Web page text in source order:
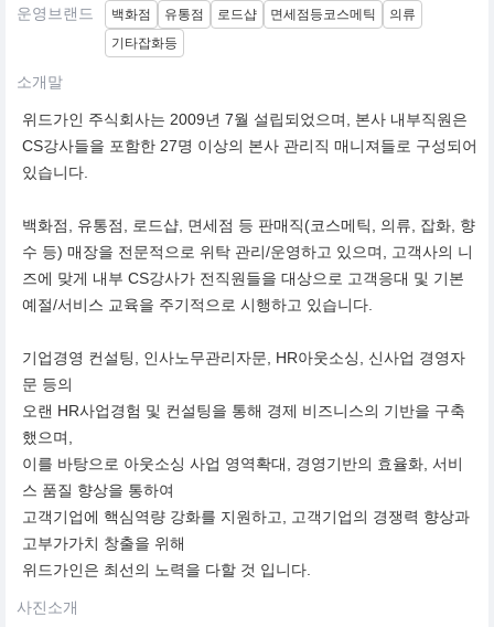
운영브랜드 백화점 유통점 로드샵 면세점등코스메틱
의류
기타잡화등
소개말
위드가인 주식회사는 2009년 7월 설립되었으며, 본사 내부직원은
CS강사들을 포함한 27명 이상의 본사 관리직 매니져들로 구성되어
있습니다.
백화점, 유통점, 로드샵, 면세점 등 판매직(코스메틱, 의류, 잡화, 향
수 등) 매장을 전문적으로 위탁 관리/운영하고 있으며, 고객사의 니
즈에 맞게 내부 CS강사가 전직원들을 대상으로 고객응대 및 기본
예절/서비스 교육을 주기적으로 시행하고 있습니다.
기업경영 컨설팅, 인사노무관리자문, HR아웃소싱, 신사업 경영자
문 등의
오랜 HR사업경험 및 컨설팅을 통해 경제 비즈니스의 기반을 구축
했으며,
이를 바탕으로 아웃소싱 사업 영역확대, 경영기반의 효율화, 서비
스 품질 향상을 통하여
고객기업에 핵심역량 강화를 지원하고, 고객기업의 경쟁력 향상과
고부가가치 창출을 위해
위드가인은 최선의 노력을 다할 것 입니다.
사진소개